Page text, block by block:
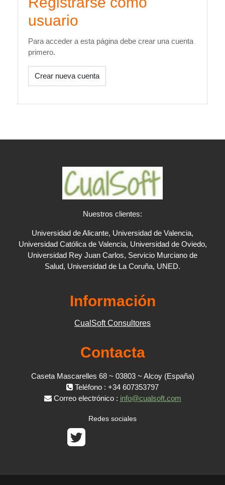
usuario
Para acceder a esta página debe crear una cuenta
primero.
Crear nueva cuenta
Nuestros clientes:
Universidad de Alicante, Universidad de Valencia,
Universidad Católica de Valencia, Universidad de Oviedo,
Universidad Rey Juan Carlos, Servicio Murciano de
Salud, Universidad de La Coruña, UNED.
Información
CualSoft Consultores
Contacta
Caseta Mascarelles 68 ~ 03803 ~ Alcoy (España)
Teléfono : +34 607353797
Correo electrónico : info@cualsoft.com
Redes sociales